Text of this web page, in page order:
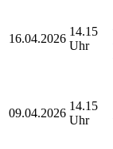
16.04.2026
14.15
Uhr
09.04.2026
14.15
Uhr